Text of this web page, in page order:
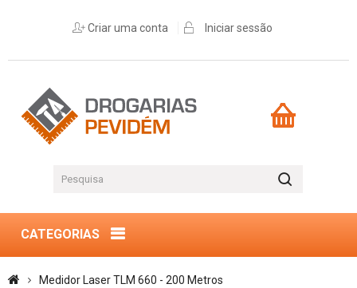
Criar uma conta Iniciar sessão
CATEGORIAS
Medidor Laser TLM 660 - 200 Metros